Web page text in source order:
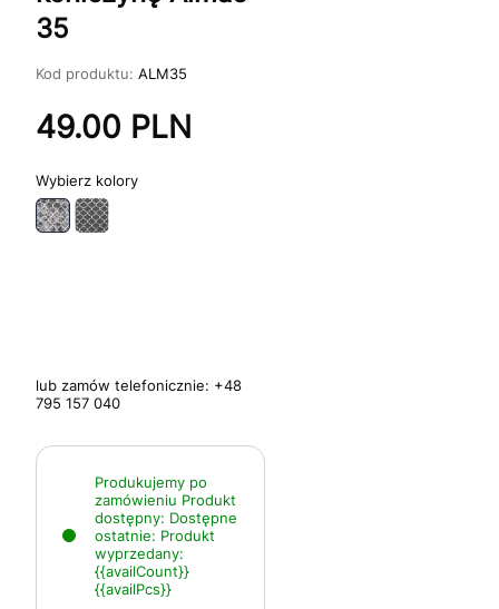
35
Kod produktu: ALM35
49.00 PLN
kolory
lub zamów telefonicznie: +48
795 157 040
Produkujemy po
zamówieniu Produkt
dostępny: Dostępne
ostatnie: Produkt
wyprzedany:
{{availCount}}
{{availPcs}}